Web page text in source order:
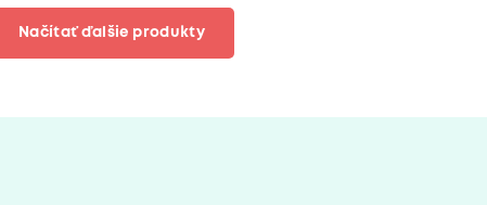
Načítať ďalšie produkty